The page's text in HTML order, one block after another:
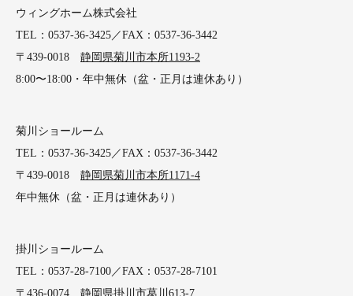
ウィングホーム株式会社
TEL：0537-36-3425／FAX：0537-36-3442
〒439-0018 静岡県菊川市本所1193-2
8:00〜18:00・年中無休（盆・正月は連休あり）
菊川ショールーム
TEL：0537-36-3425／FAX：0537-36-3442
〒439-0018 静岡県菊川市本所1171-4
年中無休（盆・正月は連休あり）
掛川ショールーム
TEL：0537-28-7100／FAX：0537-28-7101
〒436-0074 静岡県掛川市葛川613-7